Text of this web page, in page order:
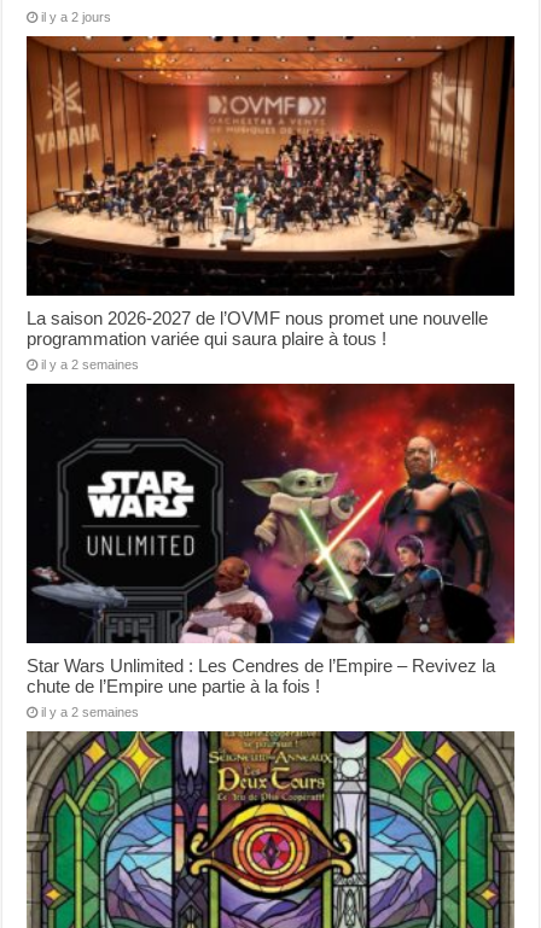
il y a 2 jours
La saison 2026-2027 de l’OVMF nous promet une nouvelle
programmation variée qui saura plaire à tous !
il y a 2 semaines
Star Wars Unlimited : Les Cendres de l’Empire – Revivez la
chute de l’Empire une partie à la fois !
il y a 2 semaines